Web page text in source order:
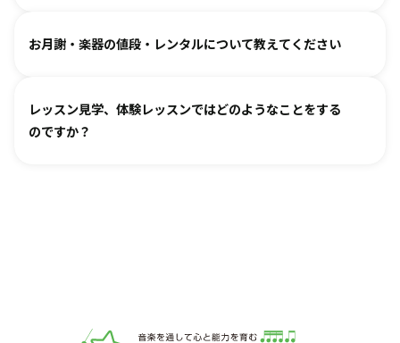
オンラインレッスン対応が可能な教室もございます。
どうぞお連れください。まずはレッスン見学にお越しいただ
お月謝・楽器の値段・レンタルについて教えてください
お月謝は教室により異なります。 教室情報ページ をご参照く
ださい。
レッスン見学、体験レッスンではどのようなことをする
のですか？
音楽教室スズキ・メソード | 公益社団法人才能教育研究